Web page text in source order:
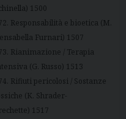
1500
Responsabilità e bioetica (M.
Furnari) 1507
Rianimazione / Terapia
(G. Russo) 1513
Rifiuti pericolosi / Sostanze
(K. Shrader-
1517